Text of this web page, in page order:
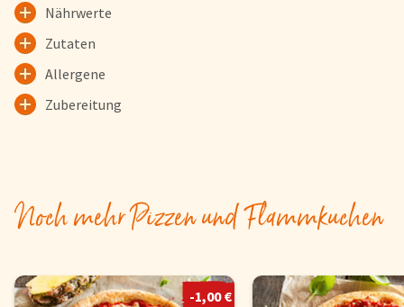
Startseite
Genussflyer
Kontakt
Nährwerte
Zutaten
Allergene
Zubereitung
Noch mehr Pizzen und Flammkuchen
-1,00 €